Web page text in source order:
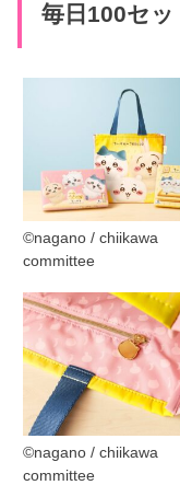
毎日100セ
©︎nagano / chiikawa
committee
©︎nagano / chiikawa
committee